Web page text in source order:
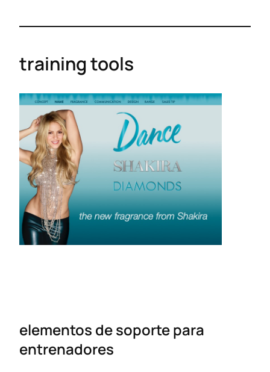
training tools
elementos de soporte para
entrenadores